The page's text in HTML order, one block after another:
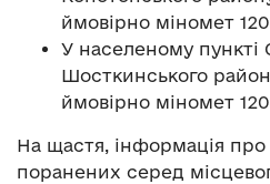
ймовірно міномет
У населеному пункті
Шосткинського
ймовірно міномет
На щастя, інформація про
поранених серед